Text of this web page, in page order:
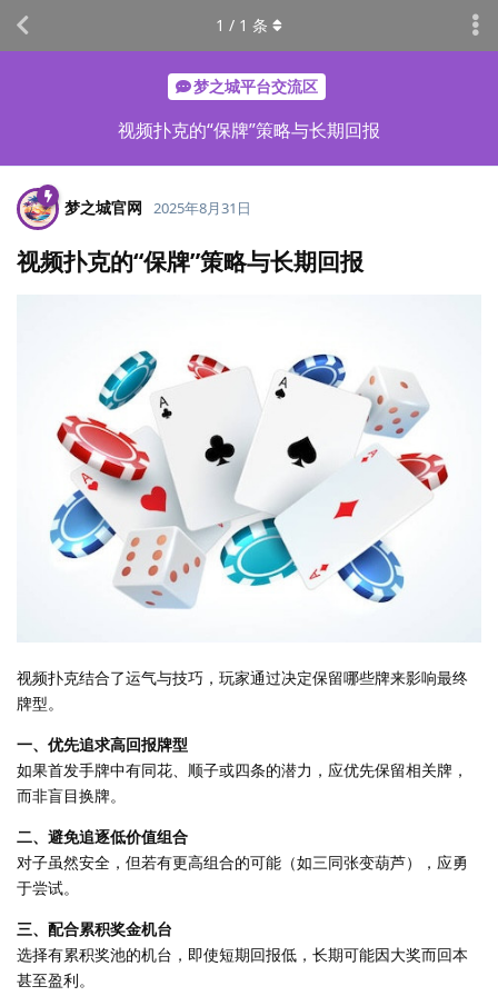
梦之城平台交流区
视频扑克的“保牌”策略与长期回报
1 / 1 条
梦之城官网 2025年8月31日
视频扑克的“保牌”策略与长期回报
视频扑克结合了运气与技巧，玩家通过决定保留哪些牌来影响最终
牌型。
一、优先追求高回报牌型
如果首发手牌中有同花、顺子或四条的潜力，应优先保留相关牌，
而非盲目换牌。
二、避免追逐低价值组合
对子虽然安全，但若有更高组合的可能（如三同张变葫芦），应勇
于尝试。
三、配合累积奖金机台
选择有累积奖池的机台，即使短期回报低，长期可能因大奖而回本
甚至盈利。